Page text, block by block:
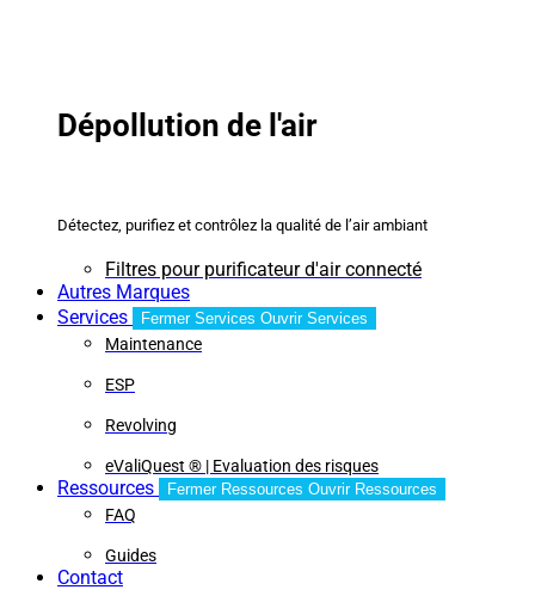
Dépollution de l'air
Détectez, purifiez et contrôlez la qualité de l’air ambiant
Filtres pour purificateur d'air connecté
Autres Marques
Services
Fermer Services Ouvrir Services
Maintenance
ESP
Revolving
eValiQuest ® | Evaluation des risques
Ressources Fermer Ressources Ouvrir Ressources
FAQ
Guides
Contact